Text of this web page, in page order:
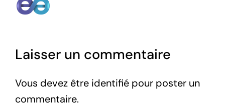
Laisser un commentaire
Vous devez être identifié pour poster un
commentaire.